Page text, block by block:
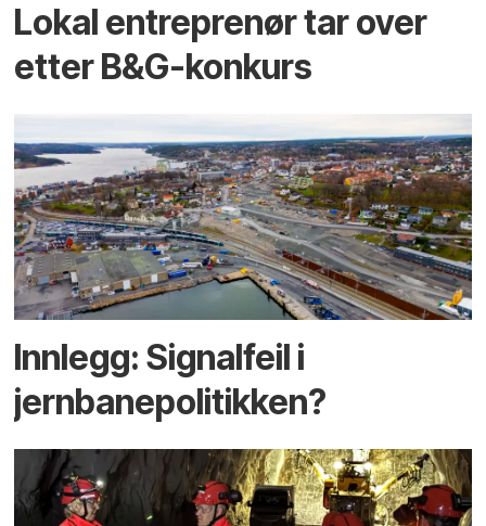
Lokal entreprenør tar over
etter B&G-konkurs
Innlegg: Signalfeil i
jernbanepolitikken?